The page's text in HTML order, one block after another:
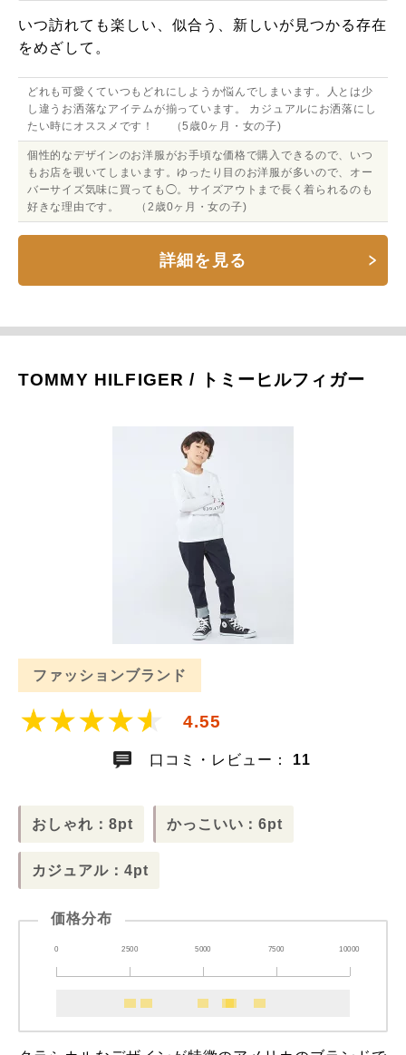
いつ訪れても楽しい、似合う、新しいが見つかる存在
をめざして。
どれも可愛くていつもどれにしようか悩んでしまいます。人とは少
し違うお洒落なアイテムが揃っています。 カジュアルにお洒落にし
たい時にオススメです！ （5歳0ヶ月・女の子)
個性的なデザインのお洋服がお手頃な価格で購入できるので、いつ
もお店を覗いてしまいます。ゆったり目のお洋服が多いので、オー
バーサイズ気味に買っても◯。サイズアウトまで長く着られるのも
好きな理由です。 （2歳0ヶ月・女の子)
詳細を見る
TOMMY HILFIGER / トミーヒルフィガー
ファッションブランド
4.55
口コミ・レビュー： 11
おしゃれ：8pt かっこいい：6pt
カジュアル：4pt
価格分布
0 2500 5000 7500 10000